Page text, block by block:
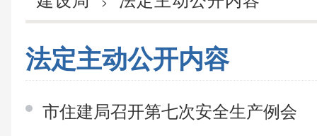
法定主动公开内容
市住建局召开第七次安全生产例会